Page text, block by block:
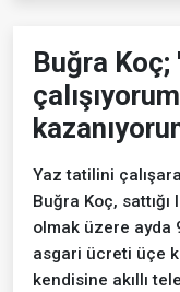
Buğra
Yaz tatilini
Buğra Koç,
olmak üzere ayda
asgari ücreti üçe
kendisine akıllı